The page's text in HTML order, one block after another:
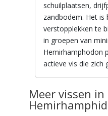
schuilplaatsen,
zandbodem. Het
verstopplekken te
in groepen van
Hemirhamphodon
actieve vis die zich
Meer vissen